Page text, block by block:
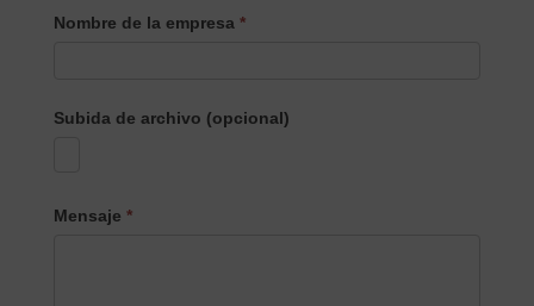
Nombre de la empresa *
Subida de archivo (opcional)
Mensaje *